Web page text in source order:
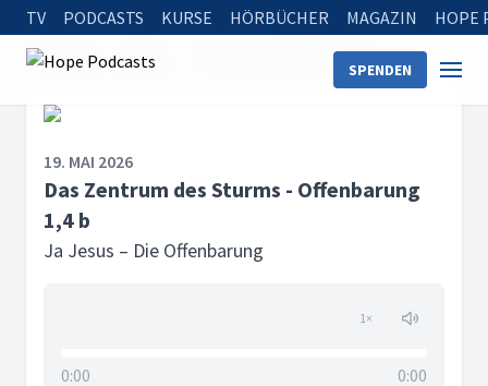
TV PODCASTS KURSE HÖRBÜCHER MAGAZIN HOPE
SPENDEN
Startseite
Ja Jesus – Die Offenbarung
Das Zentrum des Sturms - Offenbarung 1,4 b
19. MAI 2026
Das Zentrum des Sturms - Offenbarung
1,4 b
Ja Jesus – Die Offenbarung
1×
0:00 0:00